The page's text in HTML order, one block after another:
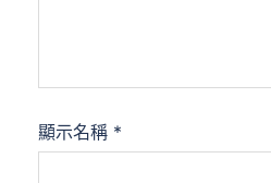
顯示名稱 *